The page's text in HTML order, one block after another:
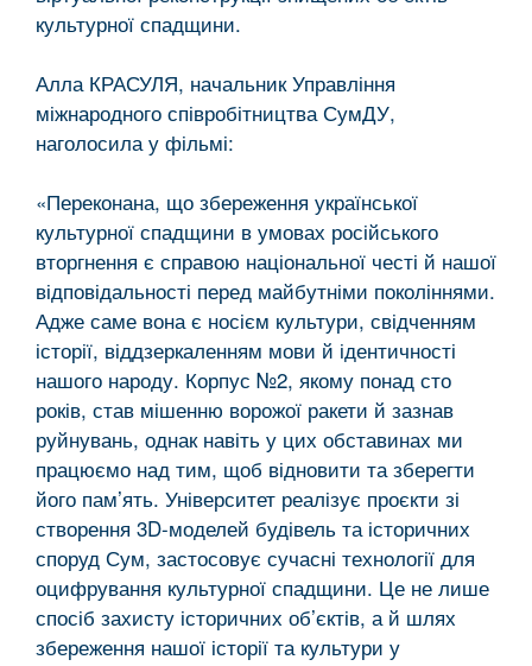
культурної спадщини.
Алла КРАСУЛЯ, начальник Управління
міжнародного співробітництва СумДУ,
наголосила у фільмі:
«Переконана, що збереження української
культурної спадщини в умовах російського
вторгнення є справою національної честі й нашої
відповідальності перед майбутніми поколіннями.
Адже саме вона є носієм культури, свідченням
історії, віддзеркаленням мови й ідентичності
нашого народу. Корпус №2, якому понад сто
років, став мішенню ворожої ракети й зазнав
руйнувань, однак навіть у цих обставинах ми
працюємо над тим, щоб відновити та зберегти
його пам’ять. Університет реалізує проєкти зі
створення 3D-моделей будівель та історичних
споруд Сум, застосовує сучасні технології для
оцифрування культурної спадщини. Це не лише
спосіб захисту історичних об’єктів, а й шлях
збереження нашої історії та культури у